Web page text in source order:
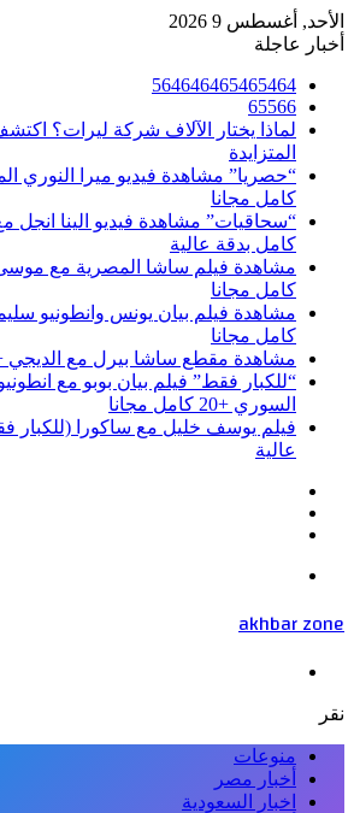
الأحد, أغسطس 9 2026
أخبار عاجلة
564646465465464
65566
لماذا يختار الآلاف شركة ليرات؟
المتزايدة
كامل مجانا
كامل بدقة عالية
كامل مجانا
كامل مجانا
مشاهدة مقطع ساشا بيرل مع الديجي +18 الجديد
“للكبار فقط” فيلم بيان بوبو مع
السوري +20 كامل مجانا
عالية
akhbar zone
نقر
منوعات
أخبار مصر
اخبار السعودية